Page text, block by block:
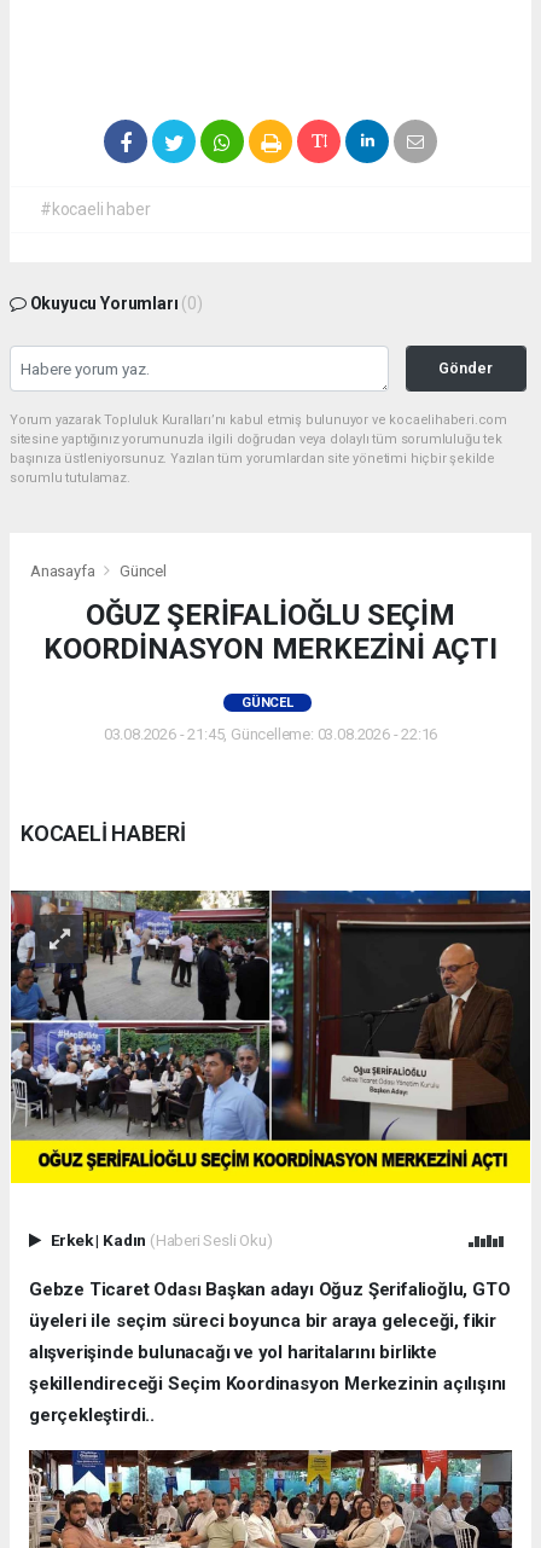
#kocaeli haber
Okuyucu Yorumları (0)
Gönder
Yorum yazarak Topluluk Kuralları’nı kabul etmiş bulunuyor ve kocaelihaberi.com
sitesine yaptığınız yorumunuzla ilgili doğrudan veya dolaylı tüm sorumluluğu tek
başınıza üstleniyorsunuz. Yazılan tüm yorumlardan site yönetimi hiçbir şekilde
sorumlu tutulamaz.
Anasayfa Güncel
OĞUZ ŞERİFALİOĞLU SEÇİM
KOORDİNASYON MERKEZİNİ AÇTI
GÜNCEL
03.08.2026 - 21:45, Güncelleme: 03.08.2026 - 22:16
KOCAELİ HABERİ
Erkek| Kadın (Haberi Sesli Oku)
Gebze Ticaret Odası Başkan adayı Oğuz Şerifalioğlu, GTO
üyeleri ile seçim süreci boyunca bir araya geleceği, fikir
alışverişinde bulunacağı ve yol haritalarını birlikte
şekillendireceği Seçim Koordinasyon Merkezinin açılışını
gerçekleştirdi..